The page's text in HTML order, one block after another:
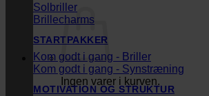
Ingen varer i kurven.
Solbriller
Brillecharms
STARTPAKKER
Kom godt i gang - Briller
Kom godt i gang - Synstræning
MOTIVATION OG STRUKTUR